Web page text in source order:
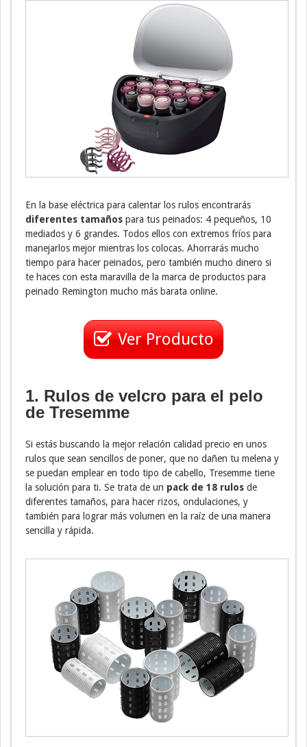
En la base eléctrica para calentar los rulos encontrarás
diferentes tamaños para tus peinados: 4 pequeños, 10
mediados y 6 grandes. Todos ellos con extremos fríos para
manejarlos mejor mientras los colocas. Ahorrarás mucho
tiempo para hacer peinados, pero también mucho dinero si
te haces con esta maravilla de la marca de productos para
peinado Remington mucho más barata online.
Ver Producto
1. Rulos de velcro para el pelo
de Tresemme
Si estás buscando la mejor relación calidad precio en unos
rulos que sean sencillos de poner, que no dañen tu melena y
se puedan emplear en todo tipo de cabello, Tresemme tiene
la solución para ti. Se trata de un pack de 18 rulos de
diferentes tamaños, para hacer rizos, ondulaciones, y
también para lograr más volumen en la raíz de una manera
sencilla y rápida.